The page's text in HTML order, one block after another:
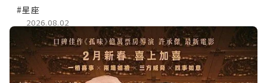
#星座
2026.08.02